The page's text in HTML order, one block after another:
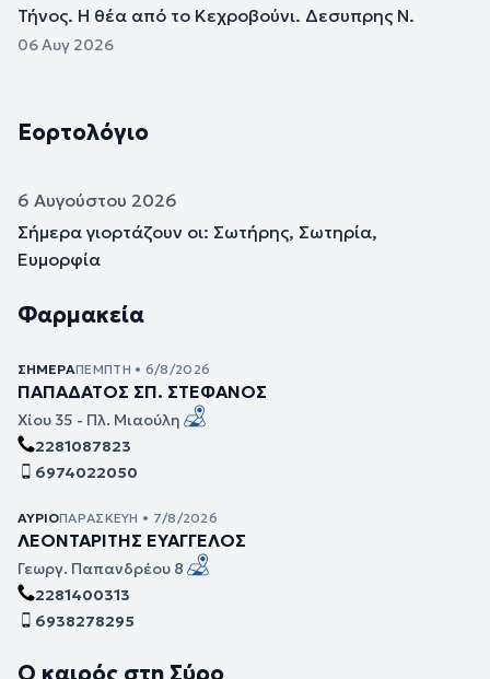
Τήνος. Η θέα από το Κεχροβούνι. Δεσυπρης Ν.
06 Αυγ 2026
Εορτολόγιο
6 Αυγούστου 2026
Σήμερα γιορτάζουν οι: Σωτήρης, Σωτηρία,
Ευμορφία
Φαρμακεία
ΣΉΜΕΡΑΠΈΜΠΤΗ • 6/8/2026
ΠΑΠΑΔΑΤΟΣ ΣΠ. ΣΤΕΦΑΝΟΣ
Χίου 35 - Πλ. Μιαούλη
2281087823
6974022050
ΑΎΡΙΟΠΑΡΑΣΚΕΥΉ • 7/8/2026
ΛΕΟΝΤΑΡΙΤΗΣ ΕΥΑΓΓΕΛΟΣ
Γεωργ. Παπανδρέου 8
2281400313
6938278295